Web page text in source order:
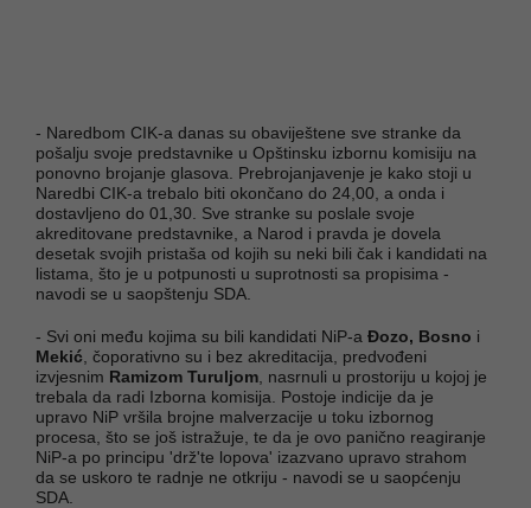
- Naredbom CIK-a danas su obaviještene sve stranke da
pošalju svoje predstavnike u Opštinsku izbornu komisiju na
ponovno brojanje glasova. Prebrojanjavenje je kako stoji u
Naredbi CIK-a trebalo biti okončano do 24,00, a onda i
dostavljeno do 01,30. Sve stranke su poslale svoje
akreditovane predstavnike, a Narod i pravda je dovela
desetak svojih pristaša od kojih su neki bili čak i kandidati na
listama, što je u potpunosti u suprotnosti sa propisima -
navodi se u saopštenju SDA.
- Svi oni među kojima su bili kandidati NiP-a Đozo, Bosno i
Mekić , čoporativno su i bez akreditacija, predvođeni
izvjesnim Ramizom Turuljom , nasrnuli u prostoriju u kojoj je
trebala da radi Izborna komisija. Postoje indicije da je
upravo NiP vršila brojne malverzacije u toku izbornog
procesa, što se još istražuje, te da je ovo panično reagiranje
NiP-a po principu 'drž'te lopova' izazvano upravo strahom
da se uskoro te radnje ne otkriju - navodi se u saopćenju
SDA.